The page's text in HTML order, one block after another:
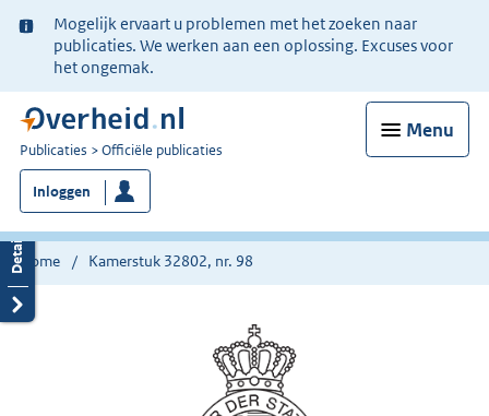
Ter
informatie:
Mogelijk ervaart u problemen met het zoeken naar
publicaties. We werken aan een oplossing. Excuses voor
het ongemak.
Menu
U
bent
nu
hier:
Publicaties Officiële publicaties
Inloggen
Home Kamerstuk 32802, nr. 98